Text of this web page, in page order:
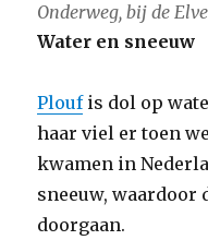
Onderweg, bij de
Water en sneeuw
Ploufis dol op
haar viel er toen
kwamen in
sneeuw, waardoor
doorgaan.